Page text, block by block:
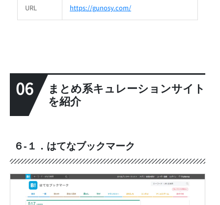
URL https://gunosy.com/
06
まとめ系キュレーションサイト
を紹介
６-１．はてなブックマーク